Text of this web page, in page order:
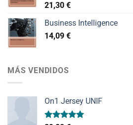
21,30 €
Business Intelligence
14,09 €
MÁS VENDIDOS
On1 Jersey UNIF